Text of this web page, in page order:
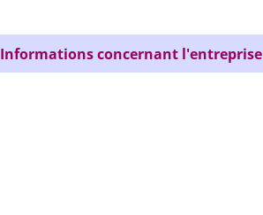
Informations concernant l'entreprise